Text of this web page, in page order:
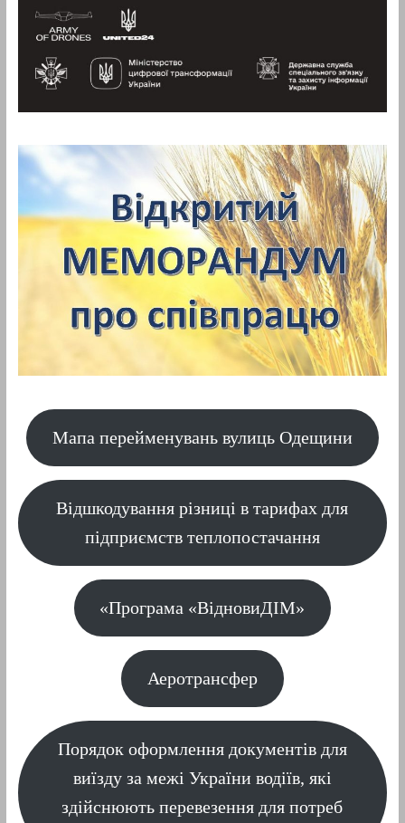
Мапа перейменувань вулиць Одещини
Відшкодування різниці в тарифах для
підприємств теплопостачання
«Програма «ВідновиДІМ»
Аеротрансфер
Порядок оформлення документів для
виїзду за межі України водіїв, які
здійснюють перевезення для потреб